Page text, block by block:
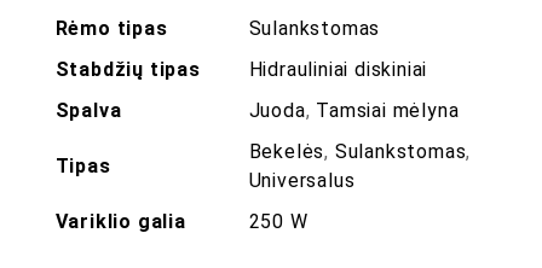
Rėmo tipas
Sulankstomas
Stabdžių tipas
Hidrauliniai diskiniai
Spalva
Juoda, Tamsiai mėlyna
Tipas
Bekelės, Sulankstomas,
Universalus
Variklio galia
250 W